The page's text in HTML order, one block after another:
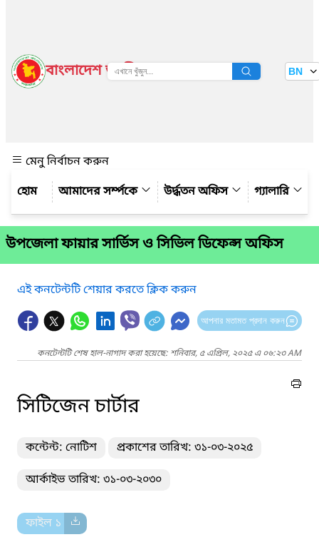
বাংলাদেশ জাতীয় তথ্য বাতায়ন BN
মেনু নির্বাচন করুন
আমাদের সর্ম্পকে
উর্দ্ধতন অফিস গ্যালারি
উপজেলা ফায়ার সার্ভিস ও সিভিল ডিফেন্স অফিস
এই কনটেন্টটি শেয়ার করতে ক্লিক করুন
আপনার মতামত প্রদান করুন
কনটেন্টটি শেষ হাল-নাগাদ করা হয়েছে: শনিবার, ৫ এপ্রিল, ২০২৫ এ ০৬:২৩ AM
সিটিজেন চার্টার
কন্টেন্ট: নোটিশ প্রকাশের তারিখ: ৩১-০৩-২০২৫
আর্কাইভ তারিখ: ৩১-০৩-২০৩০
ফাইল ১